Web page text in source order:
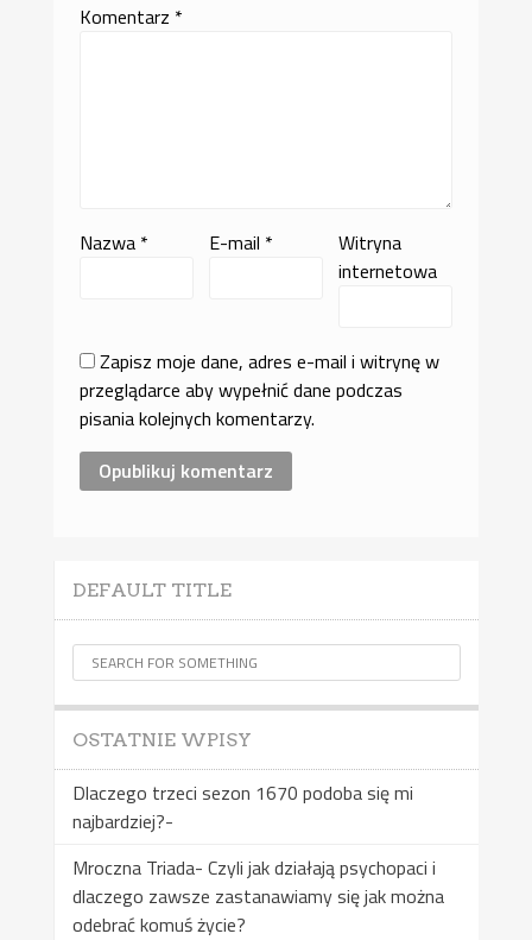
Komentarz *
Nazwa * E-mail *
Witryna
internetowa
Zapisz moje dane, adres e-mail i witrynę w
przeglądarce aby wypełnić dane podczas
pisania kolejnych komentarzy.
DEFAULT TITLE
OSTATNIE WPISY
Dlaczego trzeci sezon 1670 podoba się mi
najbardziej?-
Mroczna Triada- Czyli jak działają psychopaci i
dlaczego zawsze zastanawiamy się jak można
odebrać komuś życie?